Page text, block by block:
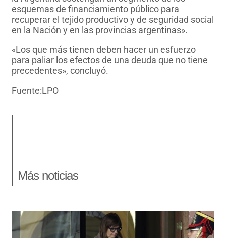
esquemas de financiamiento público para
recuperar el tejido productivo y de seguridad social
en la Nación y en las provincias argentinas».
«Los que más tienen deben hacer un esfuerzo
para paliar los efectos de una deuda que no tiene
precedentes», concluyó.
Fuente:LPO
Más noticias